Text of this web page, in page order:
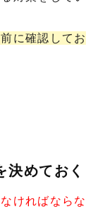
に確認してお
めておく
ければならな